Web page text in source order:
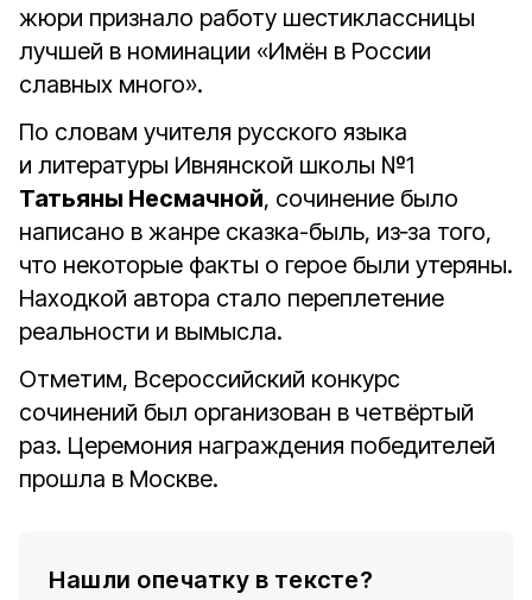
жюри признало работу шестиклассницы
лучшей в номинации «Имён в России
славных много».
По словам учителя русского языка
и литературы Ивнянской школы №1
Татьяны Несмачной, сочинение было
написано в жанре сказка-быль, из‑за того,
что некоторые факты о герое были утеряны.
Находкой автора стало переплетение
реальности и вымысла.
Отметим, Всероссийский конкурс
сочинений был организован в четвёртый
раз. Церемония награждения победителей
прошла в Москве.
Нашли опечатку в тексте?